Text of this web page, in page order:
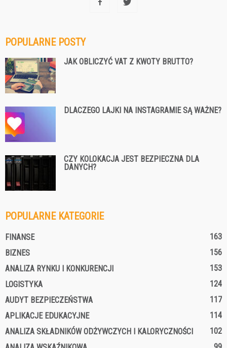
POPULARNE POSTY
JAK OBLICZYĆ VAT Z KWOTY BRUTTO?
DLACZEGO LAJKI NA INSTAGRAMIE SĄ WAŻNE?
CZY KOLOKACJA JEST BEZPIECZNA DLA
DANYCH?
POPULARNE KATEGORIE
FINANSE
163
BIZNES
156
ANALIZA RYNKU I KONKURENCJI
153
LOGISTYKA
124
AUDYT BEZPIECZEŃSTWA
117
APLIKACJE EDUKACYJNE
114
ANALIZA SKŁADNIKÓW ODŻYWCZYCH I KALORYCZNOŚCI
102